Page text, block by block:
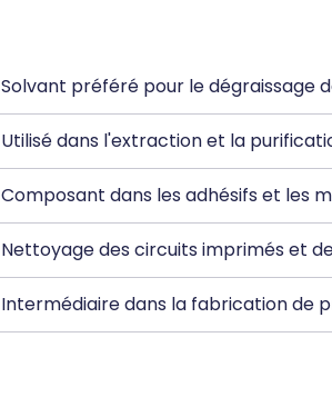
Solvant préféré pour le dégraissage
Utilisé dans l'extraction et la
Composant dans les adhésifs et les
Nettoyage des circuits imprimés et
Intermédiaire dans la fabrication de